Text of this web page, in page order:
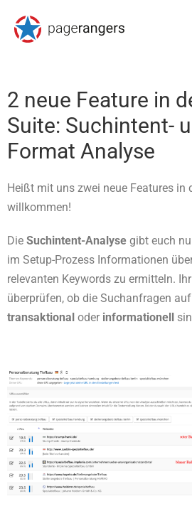
2 neue Feature in
Suite: Suchintent-
Format Analyse
Heißt mit uns zwei neue Features in
willkommen!
Die Suchintent-Analyse gibt euch
im Setup-Prozess Informationen
relevanten Keywords zu ermitteln.
überprüfen, ob die Suchanfragen
transaktional oder informationell